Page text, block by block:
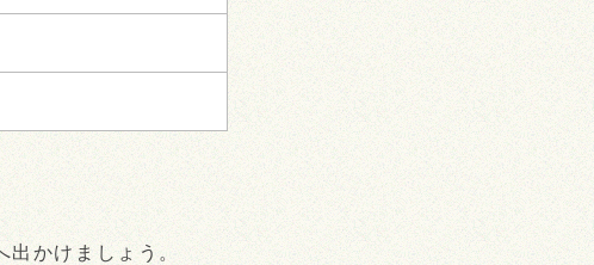
かけましょう。